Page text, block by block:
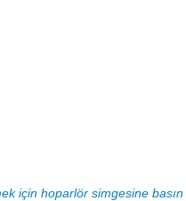
için hoparlör simgesine basın